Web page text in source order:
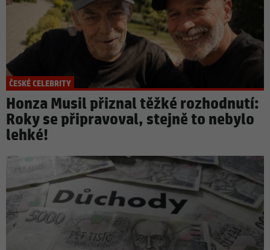
ČESKÉ CELEBRITY
Honza Musil přiznal těžké rozhodnutí:
Roky se připravoval, stejně to nebylo
lehké!